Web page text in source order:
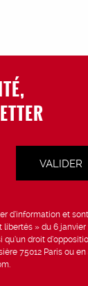
d’information et
» du 6 janvier
droit
75012 Paris ou